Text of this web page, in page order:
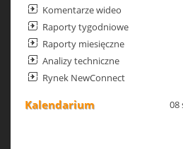
Komentarze wideo
Raporty tygodniowe
Raporty miesięczne
Analizy techniczne
Rynek NewConnect
Kalendarium 08